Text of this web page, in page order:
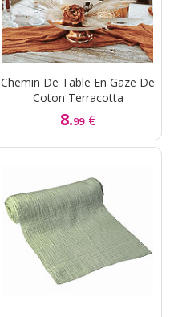
Chemin De Table En Gaze De
Coton Terracotta
8.99 €